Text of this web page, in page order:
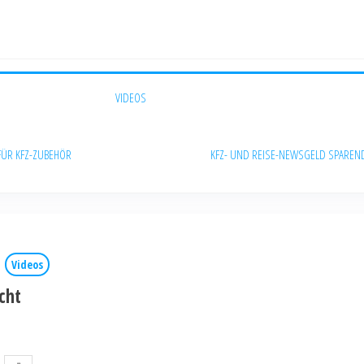
KFZ-ZUBEHÖR
VIDEOS
KFZ- UND REISE-NEWSGELD SPAREN
Videos